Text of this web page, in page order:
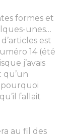
formes et
unes…
est
14 (été
j’avais
qu’un
pourquoi
fallait
au fil des